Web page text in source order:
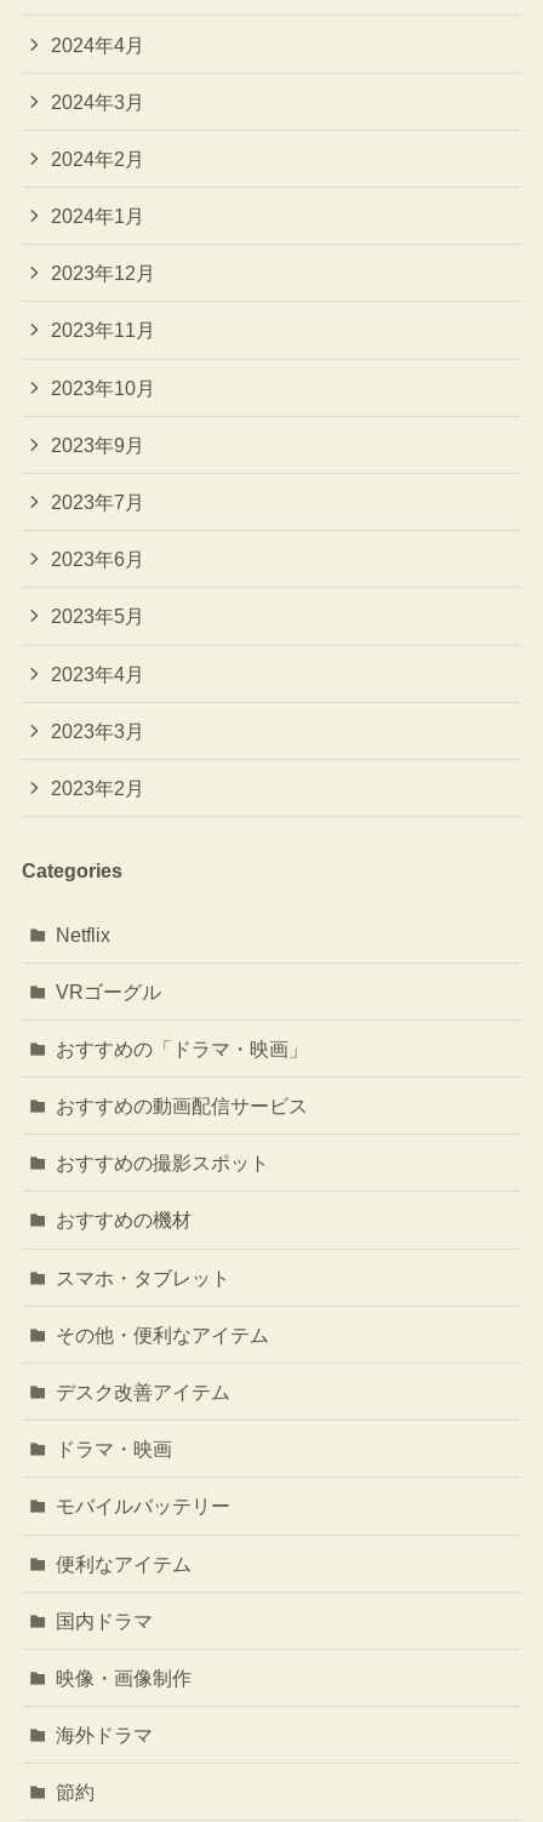
2024年4月
2024年3月
2024年2月
2024年1月
2023年12月
2023年11月
2023年10月
2023年9月
2023年7月
2023年6月
2023年5月
2023年4月
2023年3月
2023年2月
Categories
Netflix
VRゴーグル
おすすめの「ドラマ・映画」
おすすめの動画配信サービス
おすすめの撮影スポット
おすすめの機材
スマホ・タブレット
その他・便利なアイテム
デスク改善アイテム
ドラマ・映画
モバイルバッテリー
便利なアイテム
国内ドラマ
映像・画像制作
海外ドラマ
節約